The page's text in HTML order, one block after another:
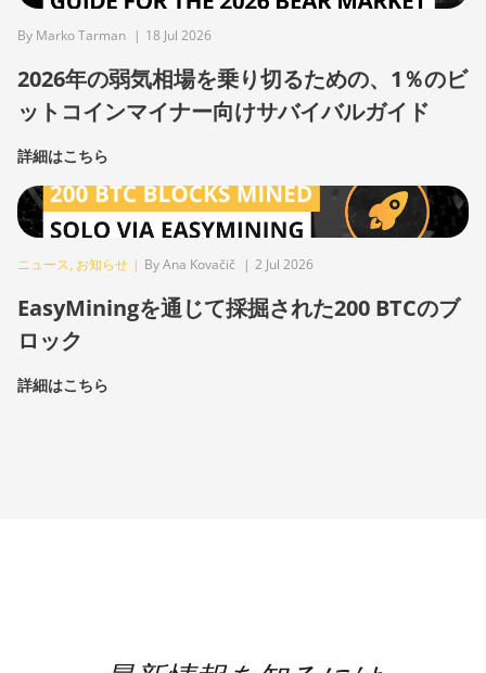
By Marko Tarman | 18 Jul 2026
2026年の弱気相場を乗り切るための、1％のビ
ットコインマイナー向けサバイバルガイド
詳細はこちら
ニュース, お知らせ | By Ana Kovačič | 2 Jul 2026
EasyMiningを通じて採掘された200 BTCのブ
ロック
詳細はこちら